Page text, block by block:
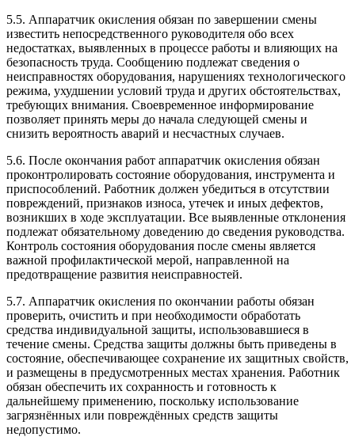
5.5. Аппаратчик окисления обязан по завершении смены
известить непосредственного руководителя обо всех
недостатках, выявленных в процессе работы и влияющих на
безопасность труда. Сообщению подлежат сведения о
неисправностях оборудования, нарушениях технологического
режима, ухудшении условий труда и других обстоятельствах,
требующих внимания. Своевременное информирование
позволяет принять меры до начала следующей смены и
снизить вероятность аварий и несчастных случаев.
5.6. После окончания работ аппаратчик окисления обязан
проконтролировать состояние оборудования, инструмента и
приспособлений. Работник должен убедиться в отсутствии
повреждений, признаков износа, утечек и иных дефектов,
возникших в ходе эксплуатации. Все выявленные отклонения
подлежат обязательному доведению до сведения руководства.
Контроль состояния оборудования после смены является
важной профилактической мерой, направленной на
предотвращение развития неисправностей.
5.7. Аппаратчик окисления по окончании работы обязан
проверить, очистить и при необходимости обработать
средства индивидуальной защиты, использовавшиеся в
течение смены. Средства защиты должны быть приведены в
состояние, обеспечивающее сохранение их защитных свойств,
и размещены в предусмотренных местах хранения. Работник
обязан обеспечить их сохранность и готовность к
дальнейшему применению, поскольку использование
загрязнённых или повреждённых средств защиты
недопустимо.